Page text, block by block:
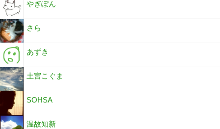
やぎぽん
さら
あずき
土宮こぐま
SOHSA
温故知新